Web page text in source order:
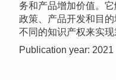
务和产品增加价值。
政策、产品开发和目
不同的知识产权来实现
Publication year: 2021